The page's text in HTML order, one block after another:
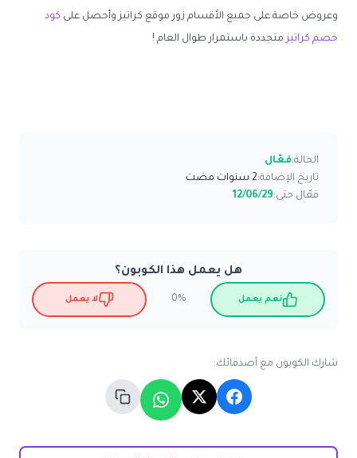
وعروض خاصة على جميع الأقسام زور موقع كراتيز وأحصل على كود
خصم كراتيز متجددة باستمرار طوال العام !
الحالة:فعّال
تاريخ الإضافة:2 سنوات مضت
فعّال حتى:12/06/29
هل يعمل هذا الكوبون؟
نعم يعمل 0% لا يعمل
شارك الكوبون مع أصدقائك: